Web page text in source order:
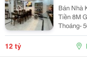
Bán Nhà
Tiền 8M
Thoáng-
Máy Gia
12 tỷ